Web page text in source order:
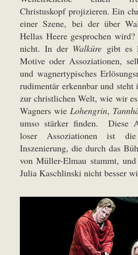
Christuskopf projizieren. Ein
einer Szene, bei der über
Hellas Heere gesprochen
nicht. In der Walküre gibt es
Motive oder Assoziationen,
und wagnertypisches
rudimentär erkennbar und
zur christlichen Welt, wie wir
Wagners wie Lohengrin,
umso stärker finden. Diese
loser Assoziationen ist
Inszenierung, die durch das
von Müller-Elmau stammt,
Julia Kaschlinski nicht besser